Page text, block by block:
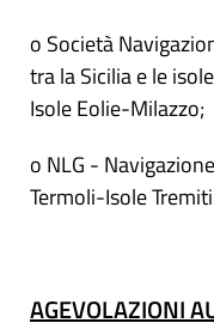
o Società
tra la Sicilia e le
Isole Eolie-Milazzo;
o NLG -
Termoli-Isole
AGEVOLAZIONI